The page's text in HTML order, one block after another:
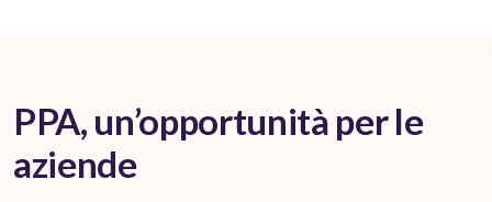
PPA, un’opportunità per le
aziende